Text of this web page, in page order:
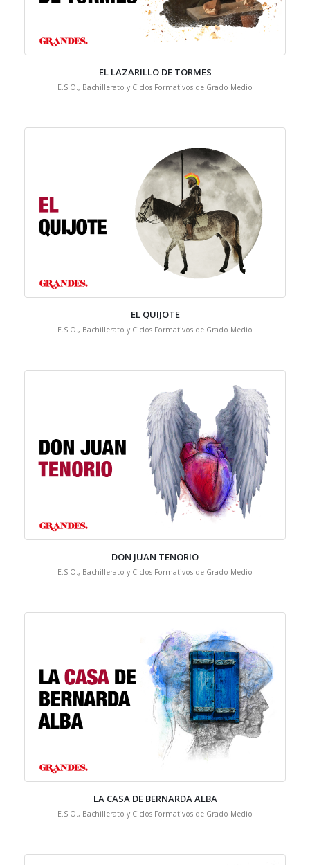
EL LAZARILLO DE TORMES
E.S.O., Bachillerato y Ciclos Formativos de Grado Medio
EL QUIJOTE
E.S.O., Bachillerato y Ciclos Formativos de Grado Medio
DON JUAN TENORIO
E.S.O., Bachillerato y Ciclos Formativos de Grado Medio
LA CASA DE BERNARDA ALBA
E.S.O., Bachillerato y Ciclos Formativos de Grado Medio